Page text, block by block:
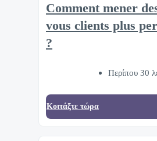
Comment mener
vous clients plus
?
Περίπου 30
Κοιτάξτε τώρα